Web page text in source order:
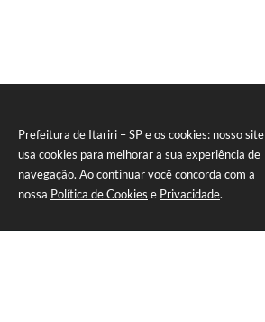
Prefeitura de Itariri – SP e os cookies: nosso site
usa cookies para melhorar a sua experiência de
navegação. Ao continuar você concorda com a
nossa Política de Cookies e Privacidade.